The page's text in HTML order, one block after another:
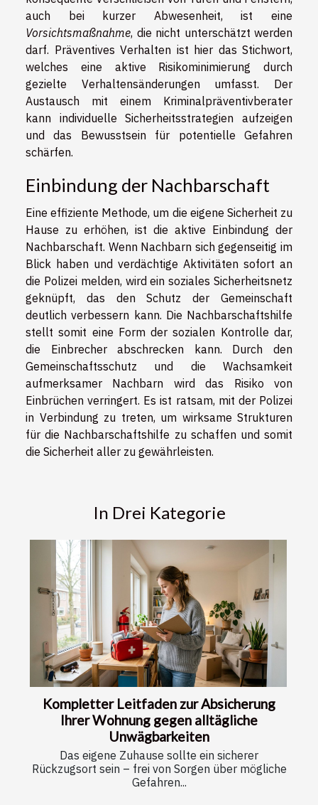
auch bei kurzer Abwesenheit, ist eine
Vorsichtsmaßnahme, die nicht unterschätzt werden
darf. Präventives Verhalten ist hier das Stichwort,
welches eine aktive Risikominimierung durch
gezielte Verhaltensänderungen umfasst. Der
Austausch mit einem Kriminalpräventivberater
kann individuelle Sicherheitsstrategien aufzeigen
und das Bewusstsein für potentielle Gefahren
schärfen.
Einbindung der Nachbarschaft
Eine effiziente Methode, um die eigene Sicherheit zu
Hause zu erhöhen, ist die aktive Einbindung der
Nachbarschaft. Wenn Nachbarn sich gegenseitig im
Blick haben und verdächtige Aktivitäten sofort an
die Polizei melden, wird ein soziales Sicherheitsnetz
geknüpft, das den Schutz der Gemeinschaft
deutlich verbessern kann. Die Nachbarschaftshilfe
stellt somit eine Form der sozialen Kontrolle dar,
die Einbrecher abschrecken kann. Durch den
Gemeinschaftsschutz und die Wachsamkeit
aufmerksamer Nachbarn wird das Risiko von
Einbrüchen verringert. Es ist ratsam, mit der Polizei
in Verbindung zu treten, um wirksame Strukturen
für die Nachbarschaftshilfe zu schaffen und somit
die Sicherheit aller zu gewährleisten.
In Drei Kategorie
Kompletter Leitfaden zur Absicherung
Ihrer Wohnung gegen alltägliche
Unwägbarkeiten
Das eigene Zuhause sollte ein sicherer
Rückzugsort sein – frei von Sorgen über mögliche
Gefahren...